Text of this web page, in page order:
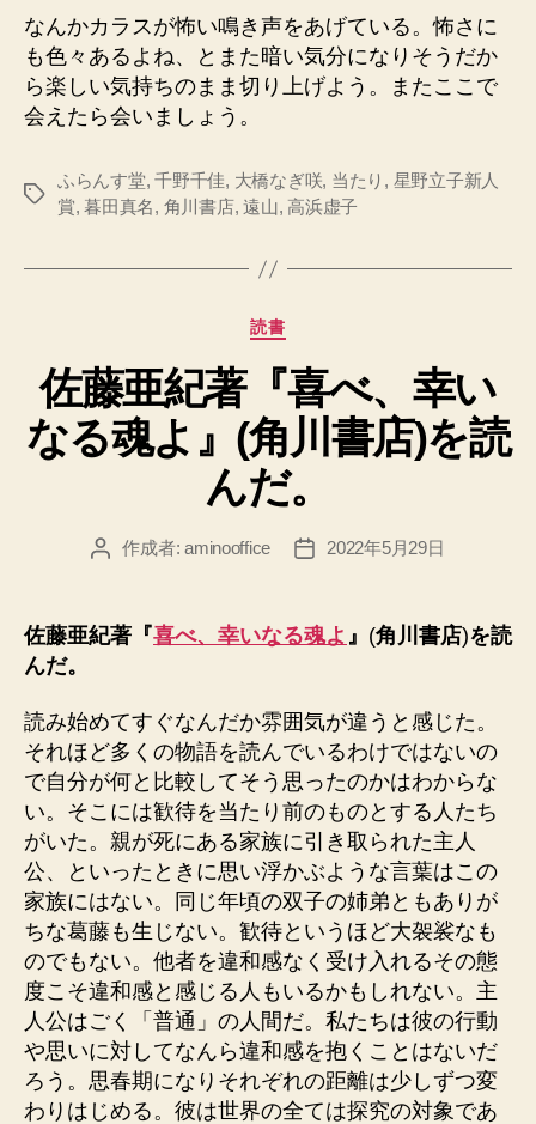
なんかカラスが怖い鳴き声をあげている。怖さに
も色々あるよね、とまた暗い気分になりそうだか
ら楽しい気持ちのまま切り上げよう。またここで
会えたら会いましょう。
タ
ふらんす堂,千野千佳, 大橋なぎ咲, 当たり , 星野立子新人
賞,暮田真名, 角川書店,遠山,高浜虚子
カ
ゴ
リ
ー
読書
佐藤亜紀著『喜べ、幸い
なる魂よ』(角川書店)を読
んだ。
投
作成者:aminooffice
投
2022年5月29日
佐藤亜紀著『喜べ、幸いなる魂よ 』 (角川書店)を読
んだ。
読み始めてすぐなんだか雰囲気が違うと感じた。
それほど多くの物語を読んでいるわけではないの
で自分が何と比較してそう思ったのかはわからな
い。そこには歓待を当たり前のものとする人たち
がいた。親が死にある家族に引き取られた主人
公、といったときに思い浮かぶような言葉はこの
家族にはない。同じ年頃の双子の姉弟ともありが
ちな葛藤も生じない。歓待というほど大袈裟なも
のでもない。他者を違和感なく受け入れるその態
度こそ違和感と感じる人もいるかもしれない。主
人公はごく「普通」の人間だ。私たちは彼の行動
や思いに対してなんら違和感を抱くことはないだ
ろう。思春期になりそれぞれの距離は少しずつ変
わりはじめる。彼は世界の全ては探究の対象であ